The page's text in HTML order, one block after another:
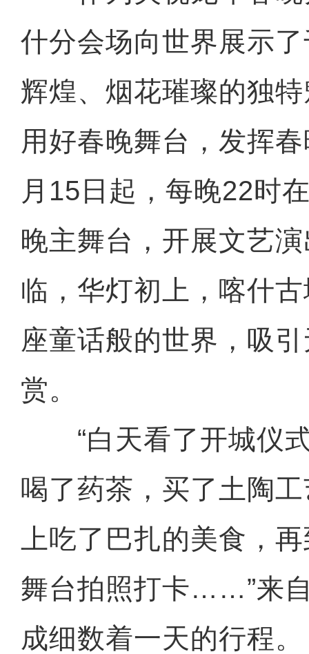
什分会场向世界展示
辉煌、烟花璀璨的独
用好春晚舞台，发挥春
月15日起，每晚22时
晚主舞台，开展文艺
临，华灯初上，喀什
座童话般的世界，吸
赏。
“白天看了开城仪式
喝了药茶，买了土陶
上吃了巴扎的美食，
舞台拍照打卡……”来
成细数着一天的行程。